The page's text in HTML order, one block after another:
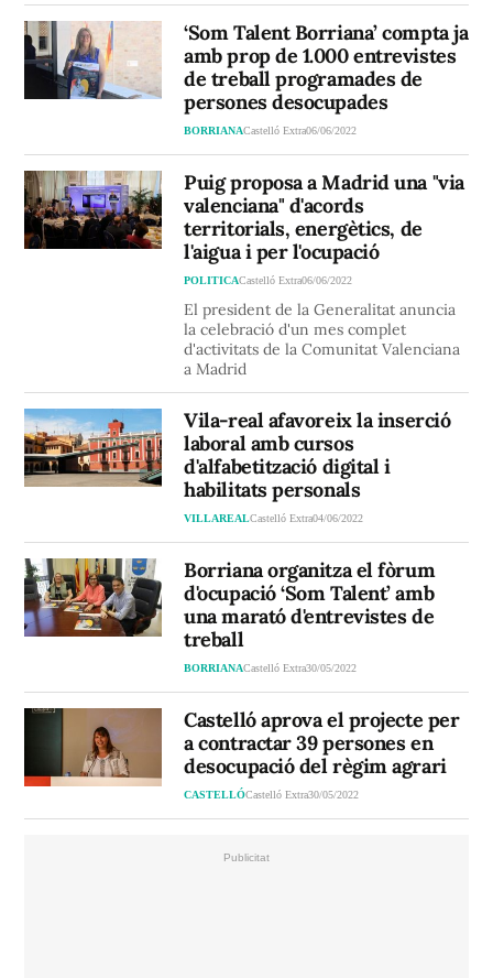
‘Som Talent Borriana’ compta ja
amb prop de 1.000 entrevistes
de treball programades de
persones desocupades
BORRIANACastelló Extra06/06/2022
Puig proposa a Madrid una "via
valenciana" d'acords
territorials, energètics, de
l'aigua i per l'ocupació
POLITICACastelló Extra06/06/2022
El president de la Generalitat anuncia
la celebració d'un mes complet
d'activitats de la Comunitat Valenciana
a Madrid
Vila-real afavoreix la inserció
laboral amb cursos
d'alfabetització digital i
habilitats personals
VILLAREALCastelló Extra04/06/2022
Borriana organitza el fòrum
d'ocupació ‘Som Talent’ amb
una marató d'entrevistes de
treball
BORRIANACastelló Extra30/05/2022
Castelló aprova el projecte per
a contractar 39 persones en
desocupació del règim agrari
CASTELLÓCastelló Extra30/05/2022